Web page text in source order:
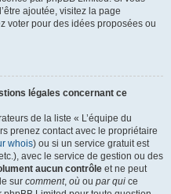
ajoutée, visitez la page
voter pour des idées proposées ou
légales concernant ce
de la liste « L’équipe du
prenez contact avec le propriétaire
whois) ou si un service gratuit est
avec le service de gestion ou des
aucun contrôle et ne peut
sur comment, où ou par qui ce